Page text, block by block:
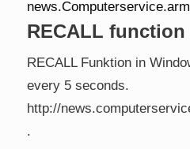
RECALL
RECALL Funktion in
every 5 seconds.
http://
.